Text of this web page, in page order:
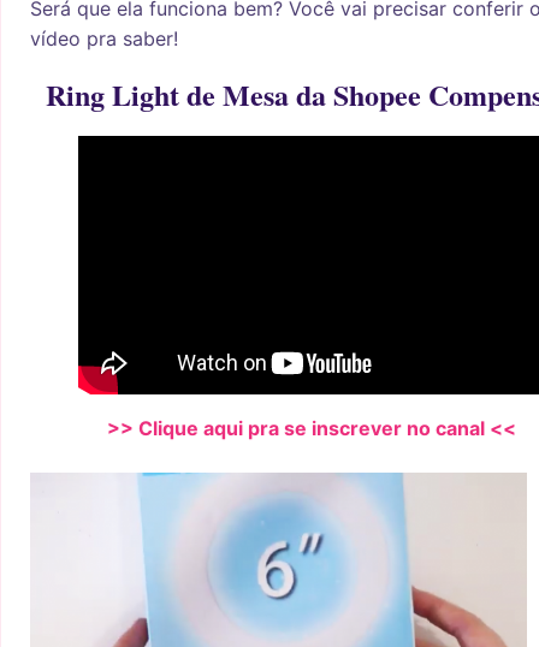
Será que ela funciona bem? Você vai precisar conferir
vídeo pra saber!
Ring Light de Mesa da Shopee
>> Clique aqui pra se inscrever no canal <<